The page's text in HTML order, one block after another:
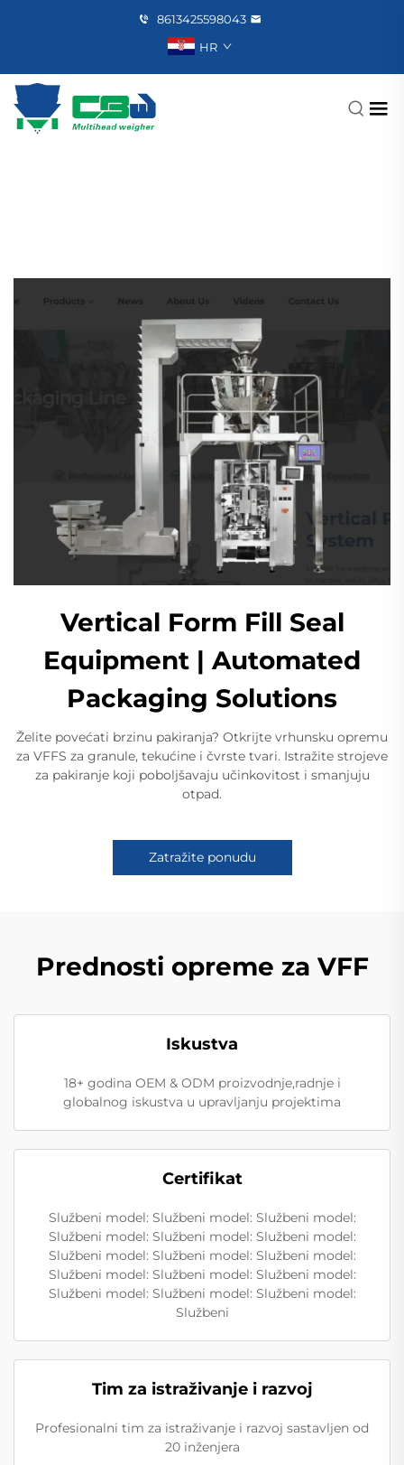
8613425598043
HR
Vertical Form Fill Seal
Equipment | Automated
Packaging Solutions
Želite povećati brzinu pakiranja? Otkrijte vrhunsku opremu
za VFFS za granule, tekućine i čvrste tvari. Istražite strojeve
za pakiranje koji poboljšavaju učinkovitost i smanjuju
otpad.
Zatražite ponudu
Prednosti opreme za VFF
Iskustva
18+ godina OEM & ODM proizvodnje,radnje i
globalnog iskustva u upravljanju projektima
Certifikat
Službeni model: Službeni model: Službeni model:
Službeni model: Službeni model: Službeni model:
Službeni model: Službeni model: Službeni model:
Službeni model: Službeni model: Službeni model:
Službeni model: Službeni model: Službeni model:
Službeni
Tim za istraživanje i razvoj
Profesionalni tim za istraživanje i razvoj sastavljen od
20 inženjera